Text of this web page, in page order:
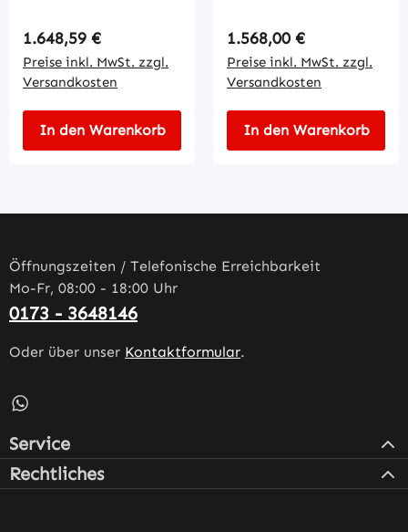
Regulärer Preis:
1.648,59 €
Preise inkl. MwSt. zzgl.
Versandkosten
In den Warenkorb
Regulärer Preis:
1.568,00 €
Preise inkl. MwSt. zzgl.
Versandkosten
In den Warenkorb
Öffnungszeiten / Telefonische Erreichbarkeit
Mo-Fr, 08:00 - 18:00 Uhr
0173 - 3648146
Oder über unser Kontaktformular.
Schreib uns auf WhatsApp – öffnet in neuem Tab
Service
Rechtliches